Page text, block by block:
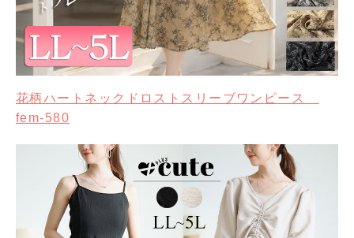
花柄ハートネックドロストスリーブワンピース
fem-580